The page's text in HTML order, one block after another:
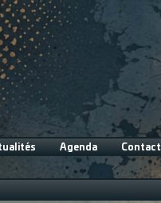
Agenda Contact